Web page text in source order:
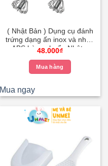
( Nhật Bản ) Dụng cụ đánh
trứng dạng ấn inox và nhựa
ABS hàng chuẩn Nhật –
48.000₫
Mua hàng
Mua ngay